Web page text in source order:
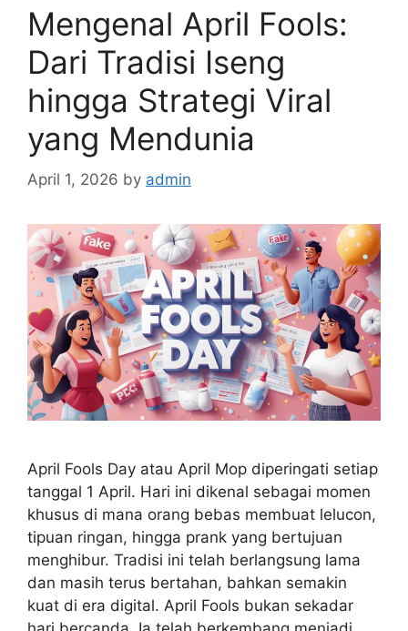
s
Mengenal April Fools:
Dari Tradisi Iseng
hingga Strategi Viral
yang Mendunia
April 1, 2026 by admin
April Fools Day atau April Mop diperingati setiap
tanggal 1 April. Hari ini dikenal sebagai momen
khusus di mana orang bebas membuat lelucon,
tipuan ringan, hingga prank yang bertujuan
menghibur. Tradisi ini telah berlangsung lama
dan masih terus bertahan, bahkan semakin
kuat di era digital. April Fools bukan sekadar